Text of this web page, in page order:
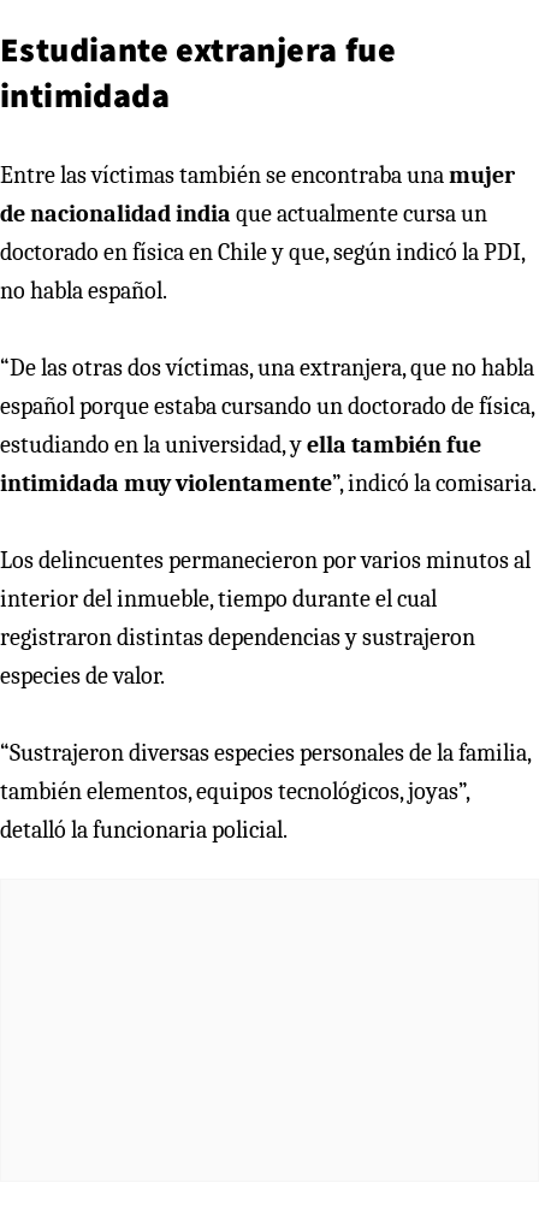
Estudiante extranjera fue
intimidada
Entre las víctimas también se encontraba unamujer
de nacionalidad india que actualmente cursa un
doctorado en física en Chile y que, según indicó la PDI,
no habla español.
“De las otras dos víctimas, una extranjera, que no habla
español porque estaba cursando un doctorado de física,
estudiando en la universidad, yella también fue
intimidada muy violentamente”, indicó la comisaria.
Los delincuentes permanecieron por varios minutos al
interior del inmueble, tiempo durante el cual
registraron distintas dependencias y sustrajeron
especies de valor.
“Sustrajeron diversas especies personales de la familia,
también elementos, equipos tecnológicos, joyas”,
detalló la funcionaria policial.